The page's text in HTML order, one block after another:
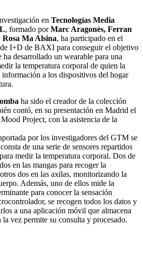
en Tecnologías Media
, formado porMarc Aragonès, Ferran
Ma Alsina, ha participado en el
I+D de BAXI para conseguir el objetivo
desarrollado un wearable para una
la temperatura corporal de quien la
información a los dispositivos del hogar
ha sido el creador de la colección
contó, en su presentación en Madrid el
Project, con la asistencia de la
por los investigadores del GTM se
de una serie de sensores repartidos
medir la temperatura corporal. Dos de
en las mangas para recoger la
dos en las axilas, monitorizando la
Además, uno de ellos mide la
para conocer la sensación
se recogen todos los datos y
a una aplicación móvil que almacena
vez permite su consulta y procesado.